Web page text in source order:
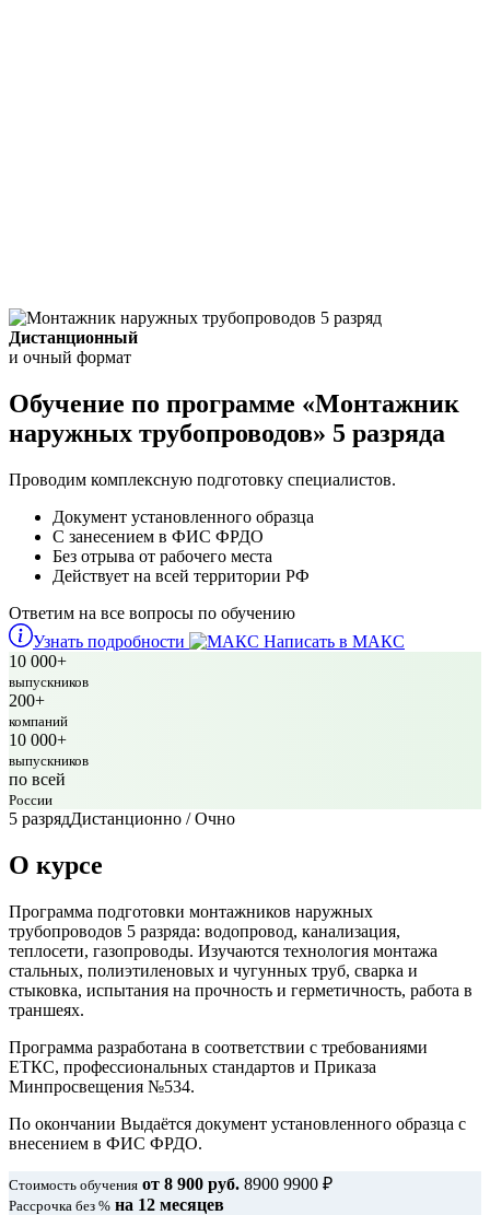
Дистанционный
и очный формат
Обучение по программе «Монтажник
наружных трубопроводов» 5 разряда
Проводим комплексную подготовку специалистов.
Документ установленного образца
С занесением в ФИС ФРДО
Без отрыва от рабочего места
Действует на всей территории РФ
Ответим на все вопросы по обучению
Узнать подробности
Написать в МАКС
10 000+
выпускников
200+
компаний
10 000+
выпускников
по всей
России
5 разрядДистанционно / Очно
О курсе
Программа подготовки монтажников наружных
трубопроводов 5 разряда: водопровод, канализация,
теплосети, газопроводы. Изучаются технология монтажа
стальных, полиэтиленовых и чугунных труб, сварка и
стыковка, испытания на прочность и герметичность, работа в
траншеях.
Программа разработана в соответствии с требованиями
ЕТКС, профессиональных стандартов и Приказа
Минпросвещения №534.
По окончании Выдаётся документ установленного образца с
внесением в ФИС ФРДО.
Стоимость обучения от 8 900 руб. 8900 9900 ₽
Рассрочка без % на 12 месяцев